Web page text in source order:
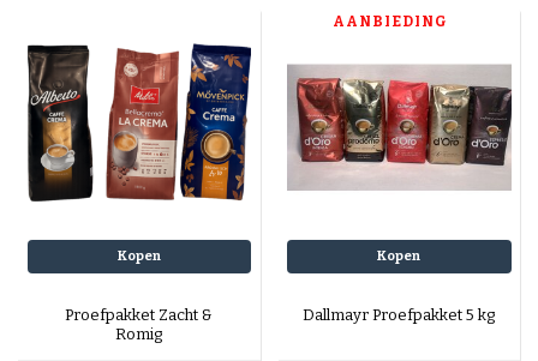
Kopen
Proefpakket Zacht &
Romig
AANBIEDING
Kopen
Dallmayr Proefpakket 5 kg